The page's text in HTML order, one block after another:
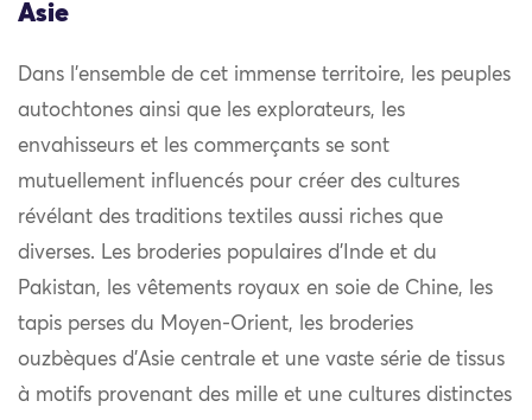
Asie
Dans l’ensemble de cet immense territoire, les peuples
autochtones ainsi que les explorateurs, les
envahisseurs et les commerçants se sont
mutuellement influencés pour créer des cultures
révélant des traditions textiles aussi riches que
diverses. Les broderies populaires d’Inde et du
Pakistan, les vêtements royaux en soie de Chine, les
tapis perses du Moyen-Orient, les broderies
ouzbèques d’Asie centrale et une vaste série de tissus
à motifs provenant des mille et une cultures distinctes